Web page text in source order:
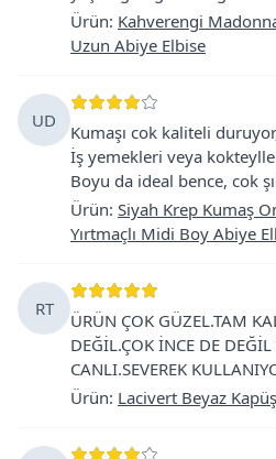
Ürün: Kahverengi
Uzun Abiye Elbise
UD
Kumaşı cok kaliteli
İş yemekleri veya
Boyu da ideal bence, cok
Ürün: Siyah Krep Kumaş
Yırtmaçlı Midi Boy Abiye
RT
ÜRÜN ÇOK GÜZEL.TAM
DEĞİL.ÇOK İNCE DE
CANLI.SEVEREK
Ürün: Lacivert Beyaz